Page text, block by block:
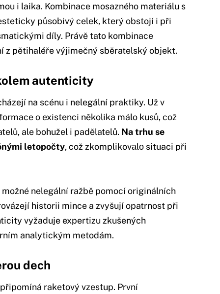
i laika. Kombinace mosazného materiálu s
působivý celek, který obstojí i při
díly. Právě tato kombinace
z pětihaléře výjimečný sběratelský objekt.
autenticity
na scénu i nelegální praktiky. Už v
o existenci několika málo kusů, což
ale bohužel i padělatelů. Na trhu se
letopočty, což zkomplikovаlо situaci při
nelegální ražbě pomocí originálních
historii mince a zvyšují opatrnost při
vyžaduje expertizu zkušených
analytickým metodám.
dech
raketový vzestup. První